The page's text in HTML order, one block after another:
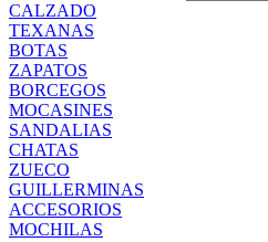
CALZADO
TEXANAS
BOTAS
ZAPATOS
BORCEGOS
MOCASINES
SANDALIAS
CHATAS
ZUECO
GUILLERMINAS
ACCESORIOS
MOCHILAS